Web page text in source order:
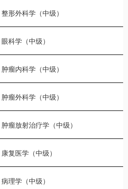
整形外科学（中级）
眼科学（中级）
肿瘤内科学（中级）
肿瘤外科学（中级）
肿瘤放射治疗学（中级）
康复医学（中级）
病理学（中级）